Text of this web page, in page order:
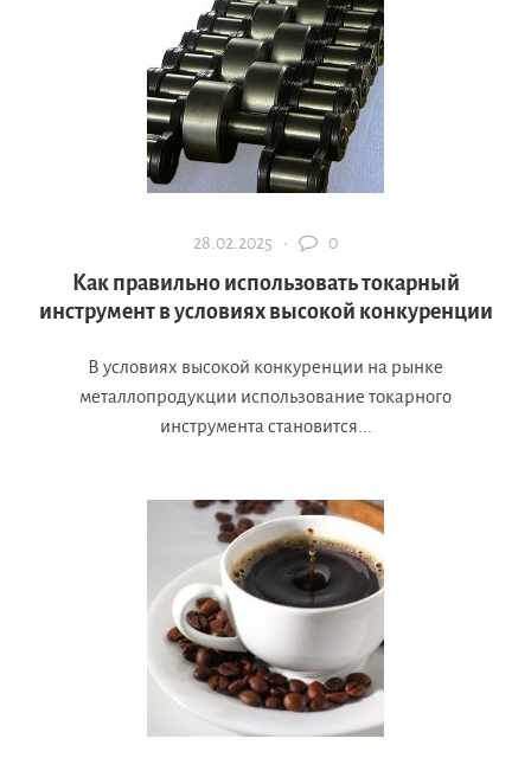
28.02.2025 · 0
Как правильно использовать токарный
инструмент в условиях высокой конкуренции
В условиях высокой конкуренции на рынке
металлопродукции использование токарного
инструмента становится...